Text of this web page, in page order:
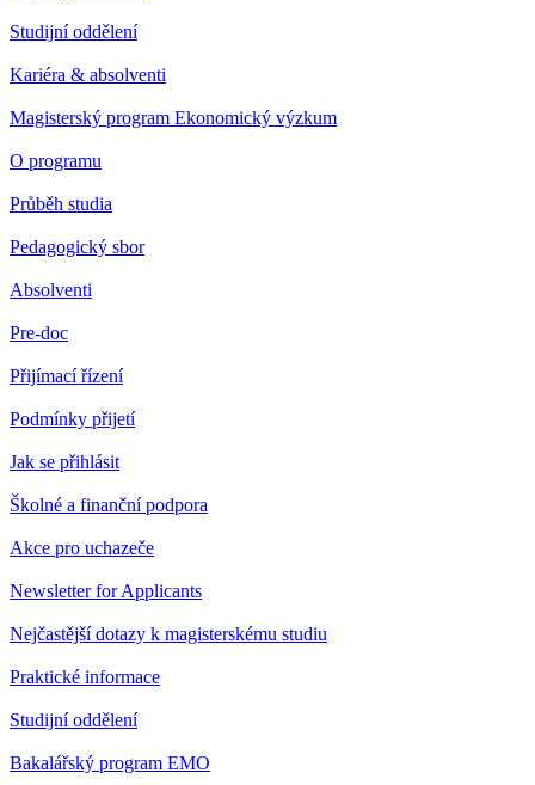
Studijní oddělení
Kariéra & absolventi
Magisterský program Ekonomický výzkum
O programu
Průběh studia
Pedagogický sbor
Absolventi
Pre-doc
Přijímací řízení
Podmínky přijetí
Jak se přihlásit
Školné a finanční podpora
Akce pro uchazeče
Newsletter for Applicants
Nejčastější dotazy k magisterskému studiu
Praktické informace
Studijní oddělení
Bakalářský program EMO